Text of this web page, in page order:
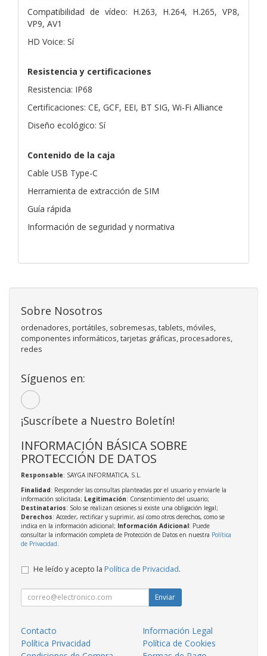
Compatibilidad de vídeo: H.263, H.264, H.265, VP8,
VP9, AV1
HD Voice: Sí
Resistencia y certificaciones
Resistencia: IP68
Certificaciones: CE, GCF, EEI, BT SIG, Wi-Fi Alliance
Diseño ecológico: Sí
Contenido de la caja
Cable USB Type-C
Herramienta de extracción de SIM
Guía rápida
Información de seguridad y normativa
Sobre Nosotros
ordenadores, portátiles, sobremesas, tablets, móviles,
componentes informáticos, tarjetas gráficas, procesadores,
redes
Síguenos en:
¡Suscríbete a Nuestro Boletín!
INFORMACIÓN BÁSICA SOBRE
PROTECCIÓN DE DATOS
Responsable: SAYGA INFORMATICA, S.L.
Finalidad: Responder las consultas planteadas por el usuario y enviarle la
información solicitada; Legitimación: Consentimiento del usuario;
Destinatarios: Solo se realizan cesiones si existe una obligación legal;
Derechos: Acceder, rectificar y suprimir, así como otros derechos, como se
indica en la información adicional; Información Adicional: Puede
consultar la información completa de Protección de Datos en nuestra Política
de Privacidad
He leído y acepto la Política de Privacidad.
Enviar
Contacto
Información Legal
Política Privacidad
Política de Cookies